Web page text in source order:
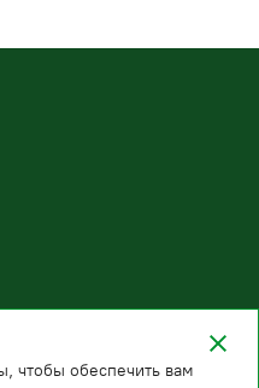
чтобы обеспечить вам